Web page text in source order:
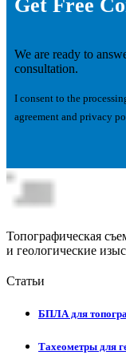
Get Free
We are ready to
consultation.
I consent to the
agreement and privacy
Топографическая
и геологические
Статьи
БПЛА для
Тахеометры для